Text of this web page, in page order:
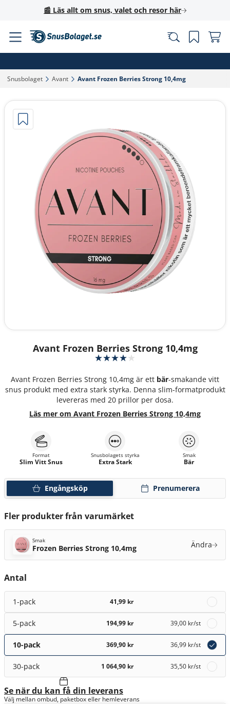
📰 Läs allt om snus, valet och resor här
Snusbolaget‎ Avant‎ Avant Frozen Berries Strong 10,4mg‎
Avant Frozen Berries Strong 10,4mg
Avant Frozen Berries Strong 10,4mg är ett bär-smakande vitt
snus produkt med extra stark styrka. Denna slim-formatprodukt
levereras med 20 prillor per dosa.
Läs mer om Avant Frozen Berries Strong 10,4mg
Engångsköp Prenumerera
Format
Slim Vitt Snus
Snusbolagets styrka
Extra Stark
Smak
Bär
Fler produkter från varumärket
Smak
Frozen Berries Strong 10,4mg Ändra
Antal
1-pack 41,99 kr
5-pack 194,99 kr 39,00 kr/st
10-pack 369,90 kr 36,99 kr/st
30-pack 1 064,90 kr 35,50 kr/st
Se när du kan få din leverans
Välj mellan ombud, paketbox eller hemleverans